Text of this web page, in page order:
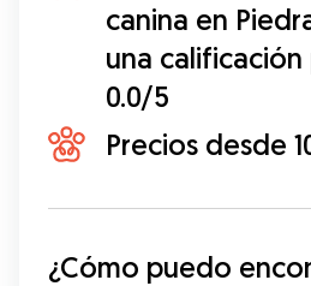
canina en
una
0.0/5
Precios desde
¿Cómo puedo